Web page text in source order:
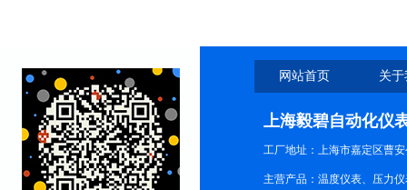
网站首页 关
上海毅碧自动化仪
工厂地址：上海市嘉定区曹安
主营产品：温度仪表、压力